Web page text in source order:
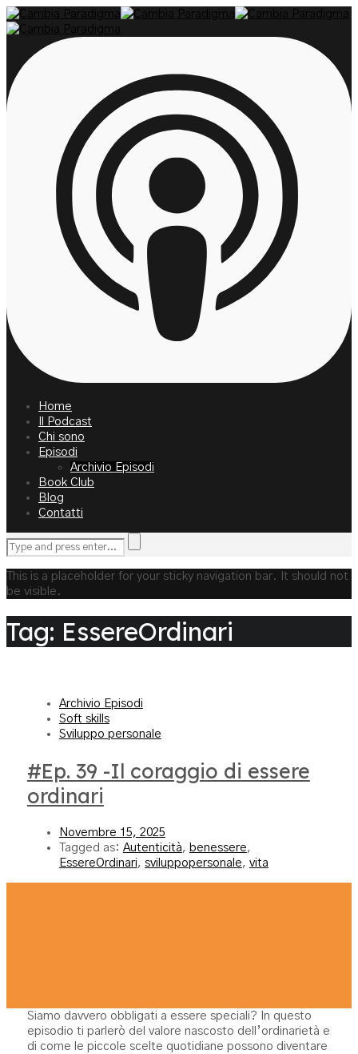
Home
Il Podcast
Chi sono
Episodi
Archivio Episodi
Book Club
Blog
Contatti
This is a placeholder for your sticky navigation bar. It should not
be visible.
Tag: EssereOrdinari
Archivio Episodi
Soft skills
Sviluppo personale
#Ep. 39 -Il coraggio di essere
ordinari
Novembre 15, 2025
Tagged as: Autenticità, benessere,
EssereOrdinari, sviluppopersonale, vita
Siamo davvero obbligati a essere speciali? In questo
episodio ti parlerò del valore nascosto dell’ordinarietà e
di come le piccole scelte quotidiane possono diventare